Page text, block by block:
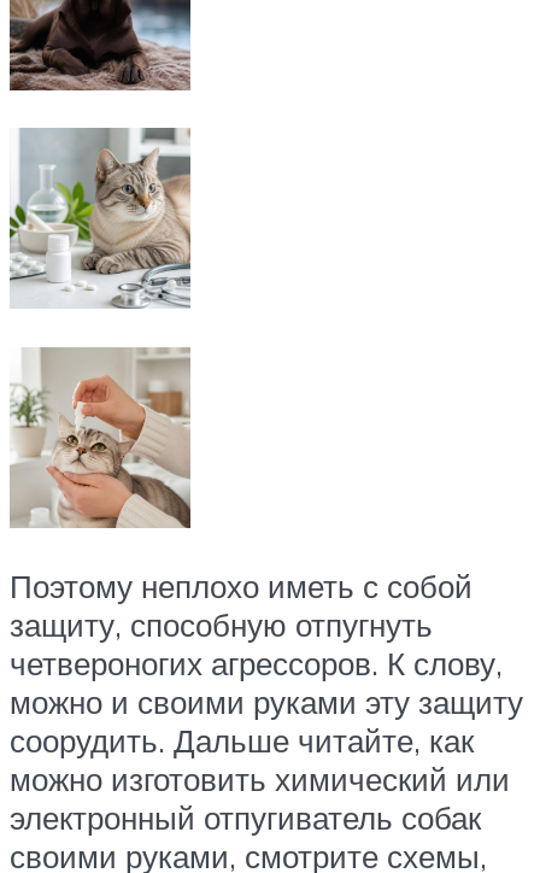
Поэтому неплохо иметь с собой
защиту, способную отпугнуть
четвероногих агрессоров. К слову,
можно и своими руками эту защиту
соорудить. Дальше читайте, как
можно изготовить химический или
электронный отпугиватель собак
своими руками, смотрите схемы,